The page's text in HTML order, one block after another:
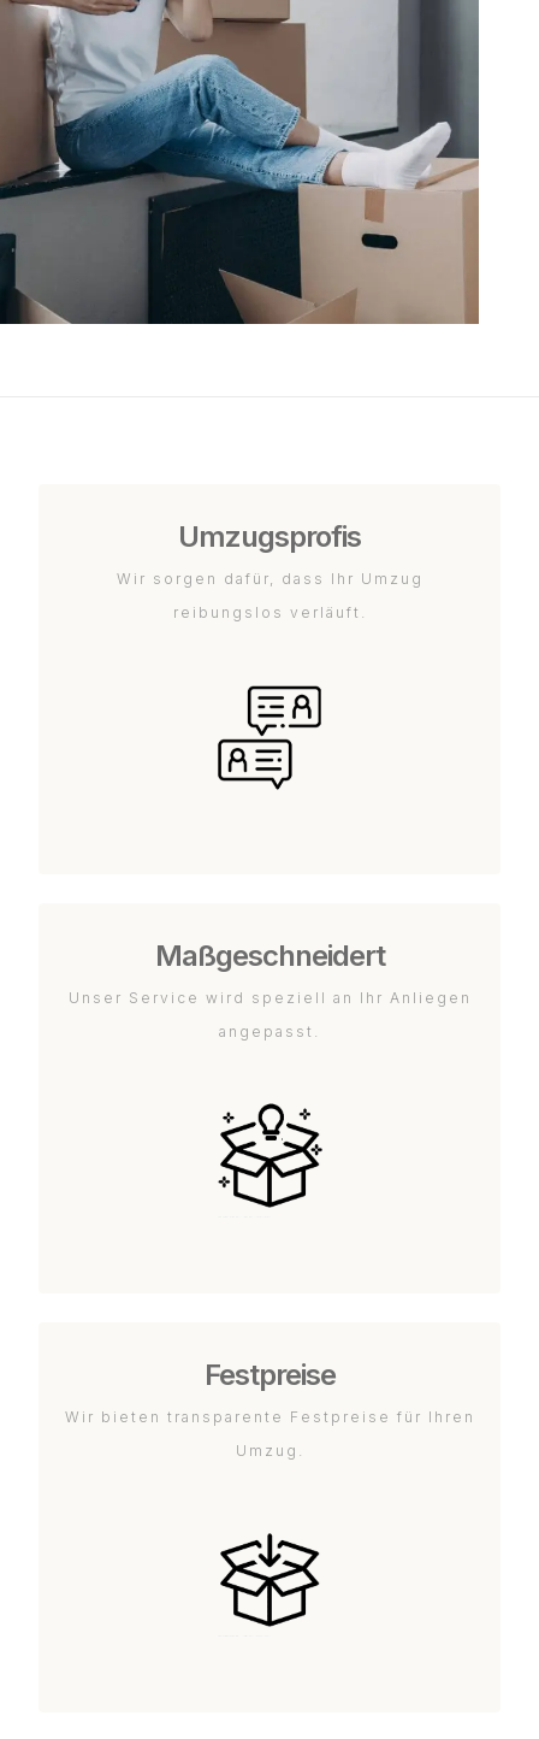
Umzugsprofis
Wir sorgen dafür, dass Ihr Umzug
reibungslos verläuft.
Maßgeschneidert
Unser Service wird speziell an Ihr Anliegen
angepasst.
Festpreise
Wir bieten transparente Festpreise für Ihren
Umzug.